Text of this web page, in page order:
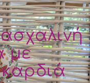
με